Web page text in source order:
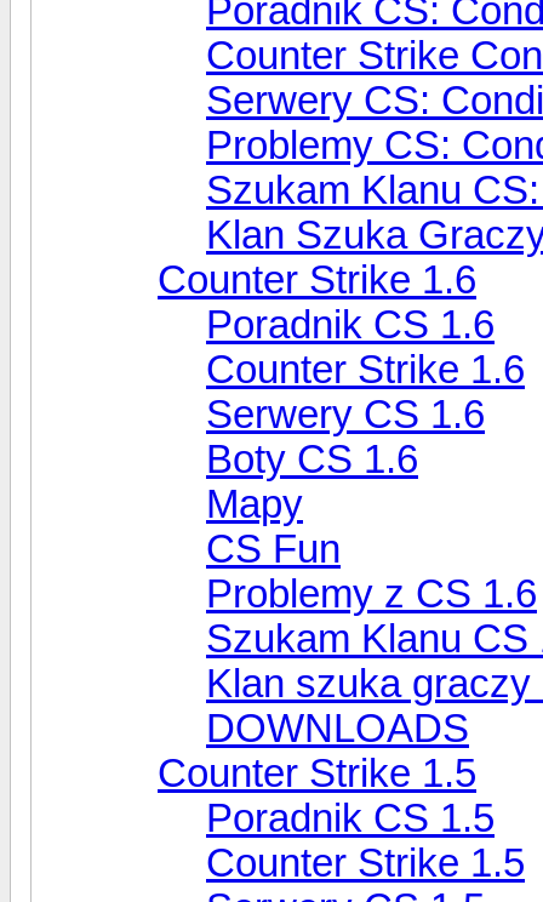
Poradnik CS:
Counter Strike
Serwery CS:
Problemy CS:
Szukam Klanu
Klan Szuka
Counter Strike 1.6
Poradnik CS 1.6
Counter Strike 1.6
Serwery CS 1.6
Boty CS 1.6
Mapy
CS Fun
Problemy z CS 1.6
Szukam Klanu CS
Klan szuka graczy
DOWNLOADS
Counter Strike 1.5
Poradnik CS 1.5
Counter Strike 1.5